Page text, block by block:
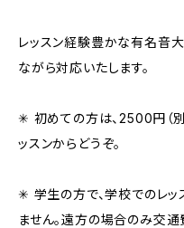
レッスン経験豊かな有名音
ながら対応いたします。
✳︎ 初めての方は、2500円（
ッスンからどうぞ。
✳︎ 学生の方で、学校でのレ
ません。遠方の場合のみ交